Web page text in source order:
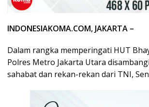
INDONESIAKOMA.COM, JAKARTA –
Dalam rangka memperingati HUT
Polres Metro Jakarta Utara
sahabat dan rekan-rekan dari TNI,